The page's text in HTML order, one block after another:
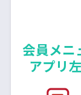
会員メニ
アプリ